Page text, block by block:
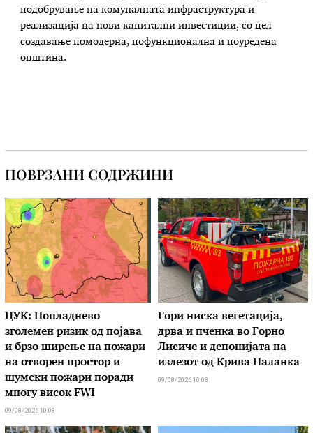
подобрување на комуналната инфраструктура и
реализација на нови капитални инвестиции, со цел
создавање помодерна, пофункционална и поуредена
општина.
ПОВРЗАНИ СОДРЖИНИ
ЦУК: Попладнево
зголемен ризик од појава
и брзо ширење на пожари
на отворен простор и
шумски пожари поради
многу висок FWI
09/08/2026 10:08
Гори ниска вегетација,
дрва и пченка во Горно
Лисиче и депонијата на
излезот од Крива Паланка
09/08/2026 10:08